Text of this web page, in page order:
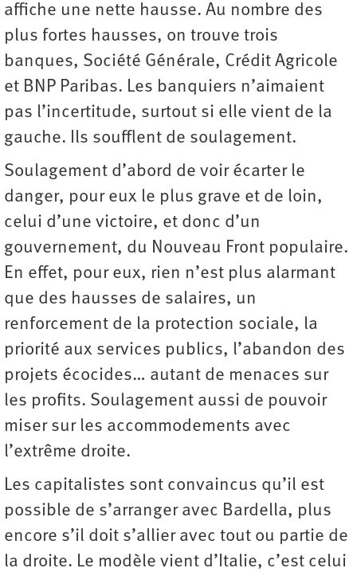
affiche une nette hausse. Au nombre des
plus fortes hausses, on trouve trois
banques, Société Générale, Crédit Agricole
et BNP Paribas. Les banquiers n’aimaient
pas l’incertitude, surtout si elle vient de la
gauche. Ils soufflent de soulagement.
Soulagement d’abord de voir écarter le
danger, pour eux le plus grave et de loin,
celui d’une victoire, et donc d’un
gouvernement, du Nouveau Front populaire.
En effet, pour eux, rien n’est plus alarmant
que des hausses de salaires, un
renforcement de la protection sociale, la
priorité aux services publics, l’abandon des
projets écocides… autant de menaces sur
les profits. Soulagement aussi de pouvoir
miser sur les accommodements avec
l’extrême droite.
Les capitalistes sont convaincus qu’il est
possible de s’arranger avec Bardella, plus
encore s’il doit s’allier avec tout ou partie de
la droite. Le modèle vient d’Italie, c’est celui